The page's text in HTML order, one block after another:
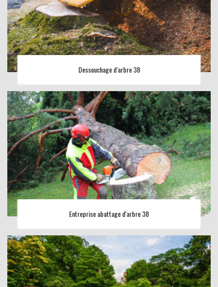
Dessouchage d'arbre 38
Entreprise abattage d'arbre 38